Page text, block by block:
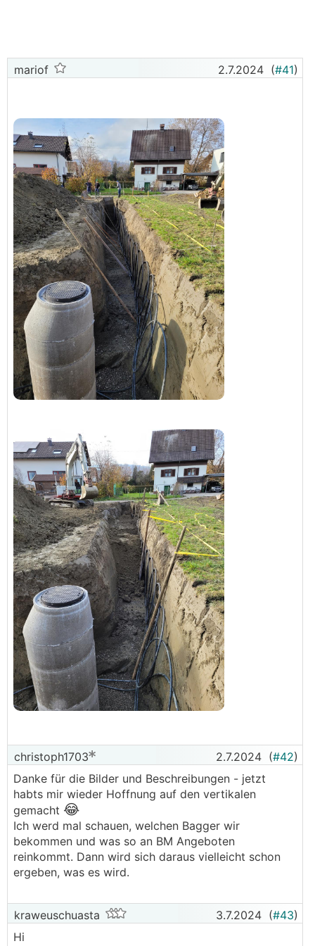
steht?
das in der Praxis aus? Kann man den Kanal auch 50
cm über dem Kollektor verlegen oder bekommt man
da Probleme? Also muss man im Kanalbereich auf
jeden Fall gerade verlegen? Sicherheitshalber auch
noch thermisch entkoppeln?
Die Anbindungsleitungen unter der Bodenplatte bis
zum Technikraum kommen mir lang vor. Ist das ein
Problem?
Macht die Versickerung aus der Zisterne über dem
mittleren Teil des Kollektors Sinn oder kann ich mir
das gleich sparen? Ich meine irgendwo gelesen zu
haben, dass man die ans warme Ende legen sollte?
So, das waren jetzt ein paar Fragen... Würde mich
über Antworten und generelle Meinungen freuen
mariof 2.7.2024 (#41)
christoph1703 2.7.2024 (#42)
Danke für die Bilder und Beschreibungen - jetzt
habts mir wieder Hoffnung auf den vertikalen
gemacht 😂
Ich werd mal schauen, welchen Bagger wir
bekommen und was so an BM Angeboten
reinkommt. Dann wird sich daraus vielleicht schon
ergeben, was es wird.
kraweuschuasta 3.7.2024 (#43)
Hi